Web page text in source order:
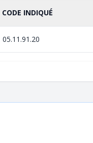
CODE INDIQUÉ
05.11.91.20